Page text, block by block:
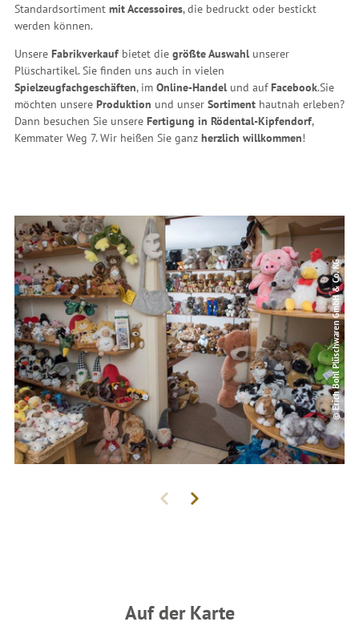
Standardsortiment mit Accessoires, die bedruckt oder bestickt
werden können.
Unsere Fabrikverkauf bietet die größte Auswahl unserer
Plüschartikel. Sie finden uns auch in vielen
Spielzeugfachgeschäften, im Online-Handel und aufFacebook.Sie
möchten unsere Produktion und unser Sortiment hautnah erleben?
Dann besuchen Sie unsere Fertigung in Rödental-Kipfendorf,
Kemmater Weg 7. Wir heißen Sie ganz herzlich willkommen!
© Erich Bohl Plüschwaren GmbH & Co. KG
Auf der Karte